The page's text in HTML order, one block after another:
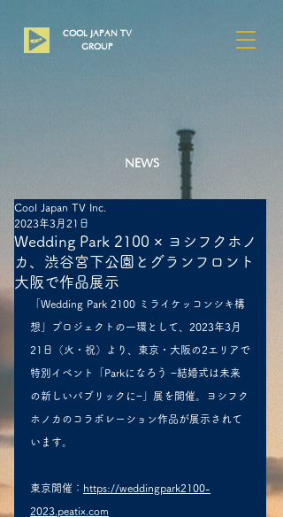
COOL JAPAN TV
​GROUP
NEWS
Wedding Park 2100 × ヨシフクホノ
カ、渋谷宮下公園とグランフロント
大阪で作品展示
Cool Japan TV Inc.
2023年3月21日
「Wedding Park 2100 ミライケッコンシキ構
想」プロジェクトの一環として、2023年3月
21日（火・祝）より、東京・大阪の2エリアで
特別イベント「Parkになろう −結婚式は未来
の新しいパブリックに−」展を開催。ヨシフク
ホノカのコラボレーション作品が展示されて
います。
東京開催： https://weddingpark2100-
2023.peatix.com